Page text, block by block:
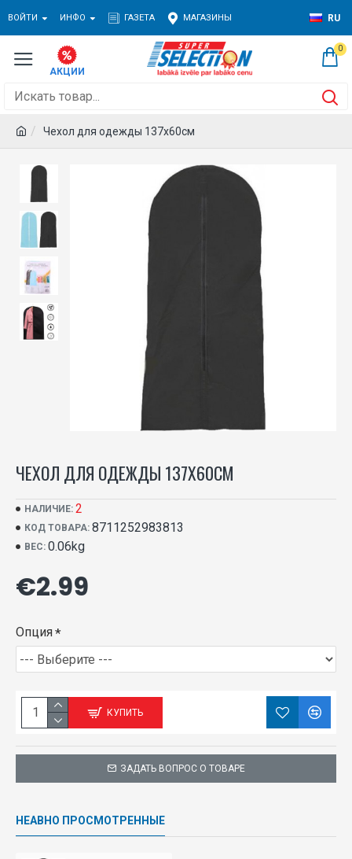
ВОЙТИ ИНФО ГАЗЕТА МАГАЗИНЫ RU
0
Чехол для одежды 137x60см
ЧЕХОЛ ДЛЯ ОДЕЖДЫ 137X60СМ
НАЛИЧИЕ: 2
КОД ТОВАРА: 8711252983813
ВЕС: 0.06kg
€2.99
Опция
КУПИТЬ
ЗАДАТЬ ВОПРОС О ТОВАРЕ
НЕАВНО ПРОСМОТРЕННЫЕ